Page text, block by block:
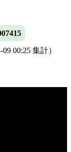
09 00:25 集計）